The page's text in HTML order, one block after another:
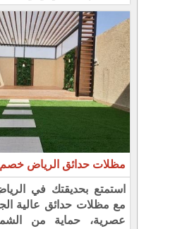
مظلات حدائق الرياض خصم 10%
استمتع بحديقتك في
مع مظلات حدائق عالية
عصرية، حماية من